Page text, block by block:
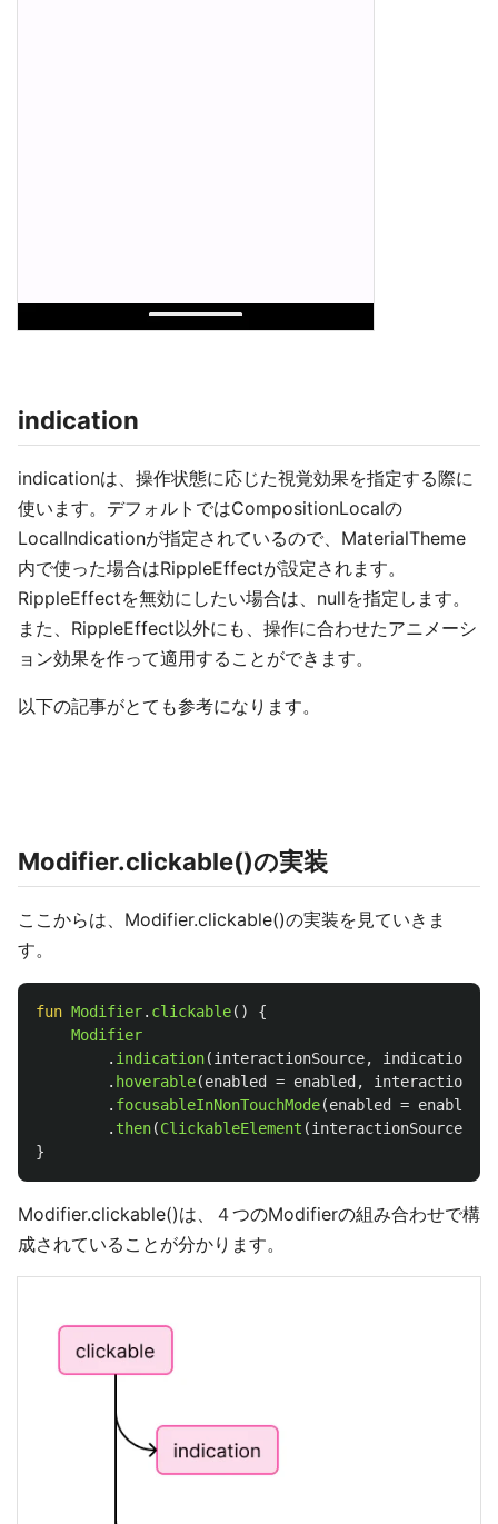
indication
indicationは、操作状態に応じた視覚効果を指定する際に
使います。デフォルトではCompositionLocalの
LocalIndicationが指定されているので、MaterialTheme
内で使った場合はRippleEffectが設定されます。
RippleEffectを無効にしたい場合は、nullを指定します。
また、RippleEffect以外にも、操作に合わせたアニメーシ
ョン効果を作って適用することができます。
以下の記事がとても参考になります。
Modifier.clickable()の実装
ここからは、Modifier.clickable()の実装を見ていきま
す。
fun Modifier. clickable()
{
Modifier
. indication(interactionSource, indication
. hoverable(enabled = enabled ,
. focusableInNonTouchMode(enabled = enabled
. then(ClickableElement (interactionSource
}
Modifier.clickable()は、４つのModifierの組み合わせで構
成されていることが分かります。